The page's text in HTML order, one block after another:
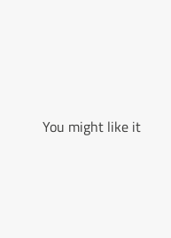
You might like it